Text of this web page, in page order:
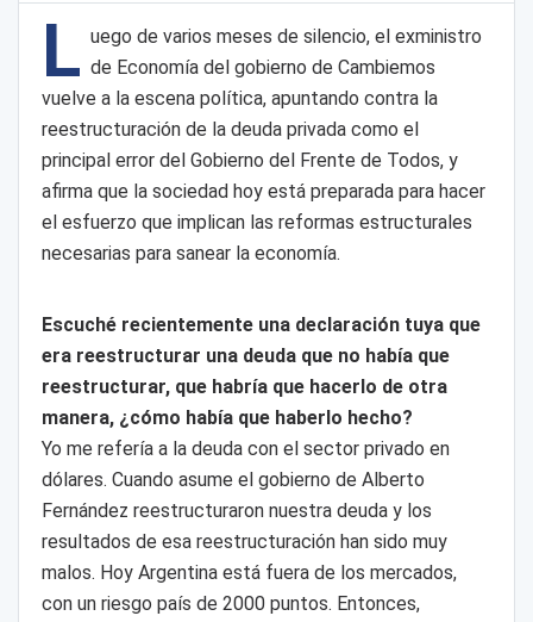
L uego de varios meses de silencio, el exministro
de Economía del gobierno de Cambiemos
vuelve a la escena política, apuntando contra la
reestructuración de la deuda privada como el
principal error del Gobierno del Frente de Todos, y
afirma que la sociedad hoy está preparada para hacer
el esfuerzo que implican las reformas estructurales
necesarias para sanear la economía.
Escuché recientemente una declaración tuya que
era reestructurar una deuda que no había que
reestructurar, que habría que hacerlo de otra
manera, ¿cómo había que haberlo hecho?
Yo me refería a la deuda con el sector privado en
dólares. Cuando asume el gobierno de Alberto
Fernández reestructuraron nuestra deuda y los
resultados de esa reestructuración han sido muy
malos. Hoy Argentina está fuera de los mercados,
con un riesgo país de 2000 puntos. Entonces,